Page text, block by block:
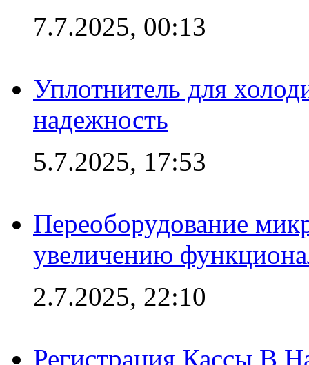
7.7.2025, 00:13
Уплотнитель для
надежность
5.7.2025, 17:53
Переоборудование
увеличению
2.7.2025, 22:10
Регистрация Кассы В